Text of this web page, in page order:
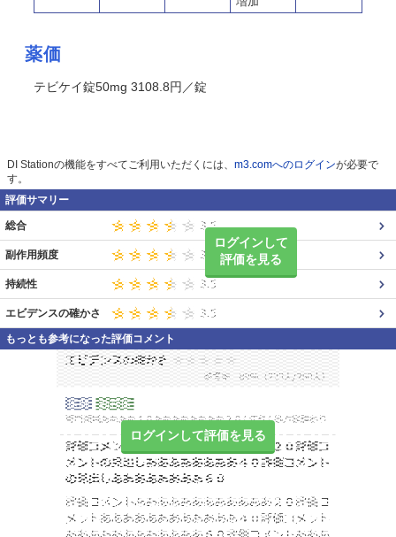
薬価
テビケイ錠50mg 3108.8円／錠
DI Stationの機能をすべてご利用いただくには、 m3.comへのログインが必要で
す。
評価サマリー
ログインして
評価を見る
総合
副作用頻度
持続性
エビデンスの確かさ
もっとも参考になった評価コメント
ログインして評価を見る